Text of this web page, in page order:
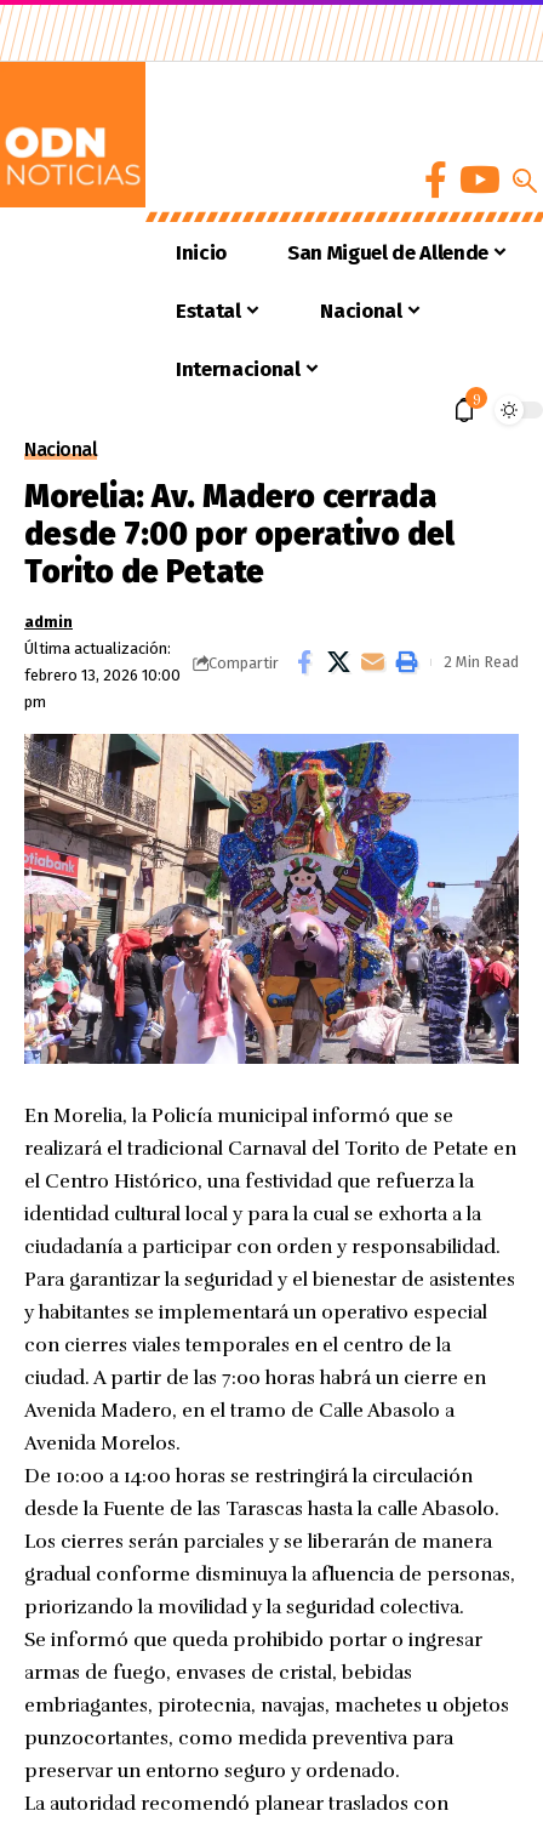
Inicio San Miguel de Allende
Estatal Nacional
Internacional
9
Nacional
Morelia: Av. Madero cerrada
desde 7:00 por operativo del
Torito de Petate
Última actualización:
febrero 13, 2026 10:00
pm
admin
Compartir 2 Min Read
En Morelia, la Policía municipal informó que se
realizará el tradicional Carnaval del Torito de Petate en
el Centro Histórico, una festividad que refuerza la
identidad cultural local y para la cual se exhorta a la
ciudadanía a participar con orden y responsabilidad.
Para garantizar la seguridad y el bienestar de asistentes
y habitantes se implementará un operativo especial
con cierres viales temporales en el centro de la
ciudad. A partir de las 7:00 horas habrá un cierre en
Avenida Madero, en el tramo de Calle Abasolo a
Avenida Morelos.
De 10:00 a 14:00 horas se restringirá la circulación
desde la Fuente de las Tarascas hasta la calle Abasolo.
Los cierres serán parciales y se liberarán de manera
gradual conforme disminuya la afluencia de personas,
priorizando la movilidad y la seguridad colectiva.
Se informó que queda prohibido portar o ingresar
armas de fuego, envases de cristal, bebidas
embriagantes, pirotecnia, navajas, machetes u objetos
punzocortantes, como medida preventiva para
preservar un entorno seguro y ordenado.
La autoridad recomendó planear traslados con